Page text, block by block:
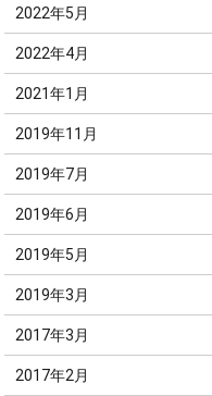
2022年5月
2022年4月
2021年1月
2019年11月
2019年7月
2019年6月
2019年5月
2019年3月
2017年3月
2017年2月